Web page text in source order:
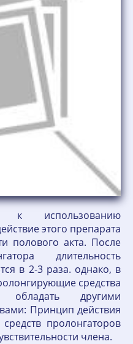
к использованию
этого препарата
полового акта. После
длительность
в 2-3 раза. однако, в
средства
другими
Принцип действия
пролонгаторов
члена.